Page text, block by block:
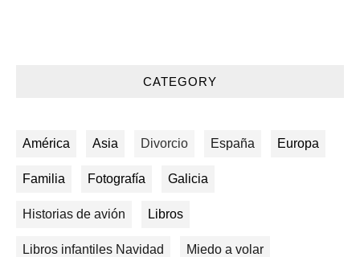
CATEGORY
América Asia Divorcio España Europa
Familia Fotografía Galicia
Historias de avión Libros
Libros infantiles Navidad Miedo a volar